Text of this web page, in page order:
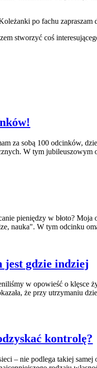
po fachu zapraszam
stworzyć coś
za sobą 100 odcinków,
W tym jubileuszowym
pieniędzy w błoto?
nauka". W tym odcinku
jest gdzie indziej
w opowieść o klęsce
że przy utrzymaniu
kontrolę?
– nie podlega takiej